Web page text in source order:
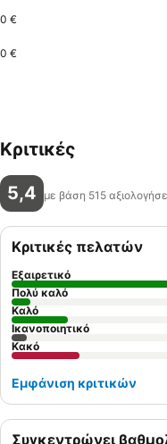
0 €
0 €
Κριτικές
5,4 με βάση 515
Συγκεντρώνει
Κριτικές πελατών
Εξαιρετικό
Πολύ καλό
Καλό
Ικανοποιητικό
Κακό
Εμφάνιση κριτικών